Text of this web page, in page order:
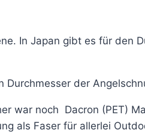
In Japan gibt es für den
Durchmesser der
war noch Dacron (PET)
als Faser für allerlei